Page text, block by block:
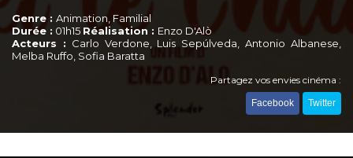
Genre : Animation, Familial
Durée : 01h15 Réalisation : Enzo D'Alò
Acteurs : Carlo Verdone, Luis Sepúlveda, Antonio Albanese,
Melba Ruffo, Sofia Baratta
Partagez vos envies cinéma :
Facebook Twitter